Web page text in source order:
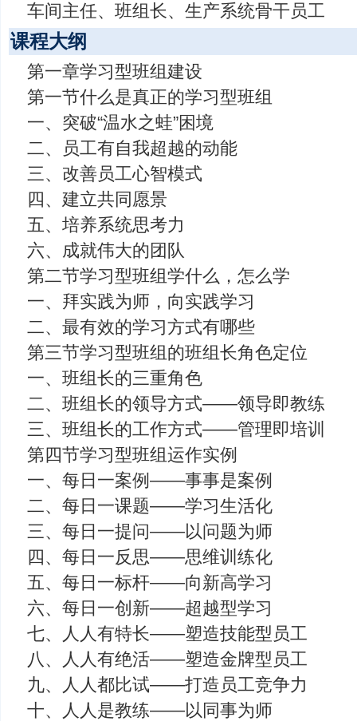
车间主任、班组长、生产系统骨干员工
课程大纲
第一章学习型班组建设
第一节什么是真正的学习型班组
一、突破“温水之蛙”困境
二、员工有自我超越的动能
三、改善员工心智模式
四、建立共同愿景
五、培养系统思考力
六、成就伟大的团队
第二节学习型班组学什么，怎么学
一、拜实践为师，向实践学习
二、最有效的学习方式有哪些
第三节学习型班组的班组长角色定位
一、班组长的三重角色
二、班组长的领导方式——领导即教练
三、班组长的工作方式——管理即培训
第四节学习型班组运作实例
一、每日一案例——事事是案例
二、每日一课题——学习生活化
三、每日一提问——以问题为师
四、每日一反思——思维训练化
五、每日一标杆——向新高学习
六、每日一创新——超越型学习
七、人人有特长——塑造技能型员工
八、人人有绝活——塑造金牌型员工
九、人人都比试——打造员工竞争力
十、人人是教练——以同事为师